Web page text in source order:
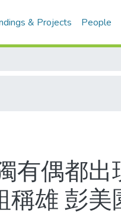
& Projects People
有偶都
雄 彭